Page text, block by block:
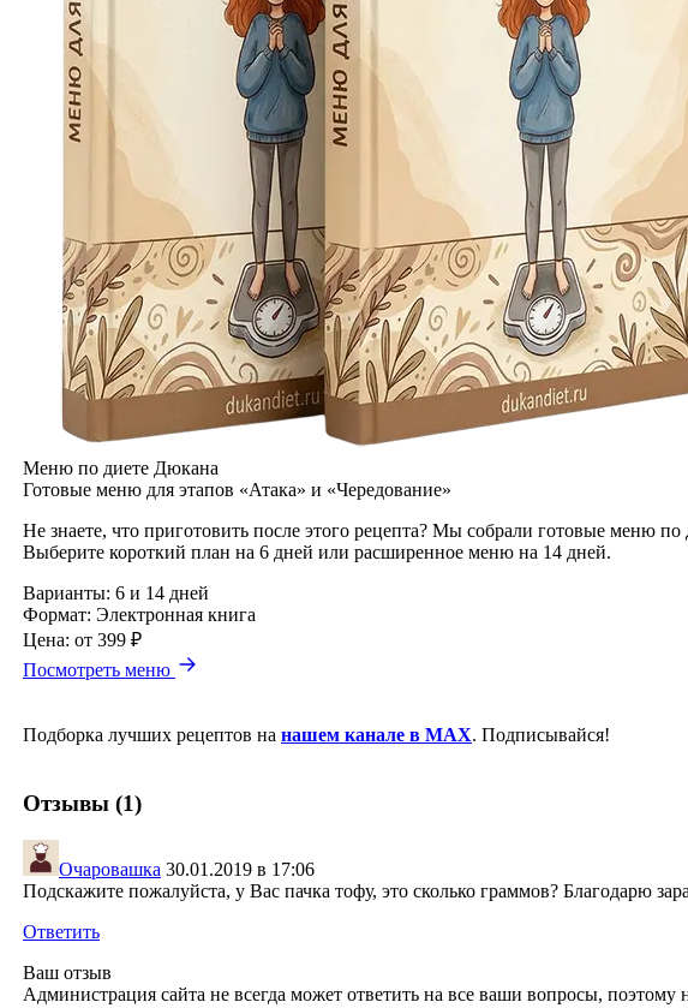
Меню по диете Дюкана
Готовые меню для этапов «Атака» и «Чередование»
Не знаете, что приготовить после этого рецепта? Мы собрали готовые меню
Выберите короткий план на 6 дней или расширенное меню на 14 дней.
Варианты: 6 и 14 дней
Формат: Электронная книга
Цена: от 399 ₽
Посмотреть меню
Подборка лучших рецептов на нашем канале в MAX. Подписывайся!
Отзывы (1)
Очаровашка 30.01.2019 в 17:06
Подскажите пожалуйста, у Вас пачка тофу, это сколько граммов? Благодарю
Ответить
Ваш отзыв
Администрация сайта не всегда может ответить на все ваши вопросы, поэтому